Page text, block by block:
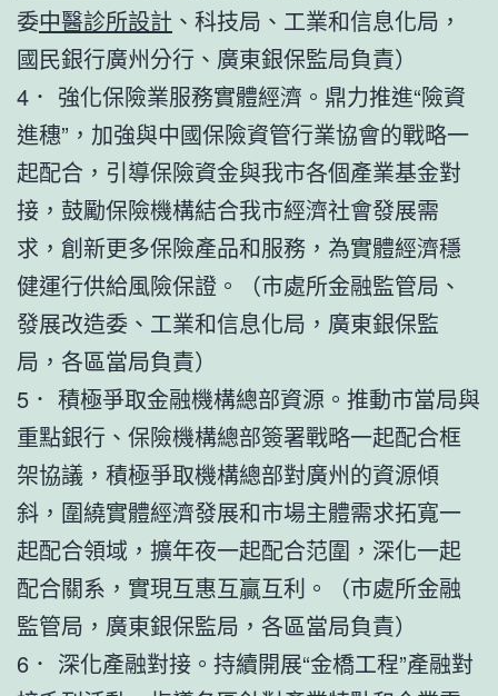
委中醫診所設計 、科技局、工業和信息化局，
國民銀行廣州分行、廣東銀保監局負責）
4． 強化保險業服務實體經濟。鼎力推進“險資
進穗”，加強與中國保險資管行業協會的戰略一
起配合，引導保險資金與我市各個產業基金對
接，鼓勵保險機構結合我市經濟社會發展需
求，創新更多保險產品和服務，為實體經濟穩
健運行供給風險保證。（市處所金融監管局、
發展改造委、工業和信息化局，廣東銀保監
局，各區當局負責）
5． 積極爭取金融機構總部資源。推動市當局與
重點銀行、保險機構總部簽署戰略一起配合框
架協議，積極爭取機構總部對廣州的資源傾
斜，圍繞實體經濟發展和市場主體需求拓寬一
起配合領域，擴年夜一起配合范圍，深化一起
配合關系，實現互惠互贏互利。（市處所金融
監管局，廣東銀保監局，各區當局負責）
6． 深化產融對接。持續開展“金橋工程”產融對